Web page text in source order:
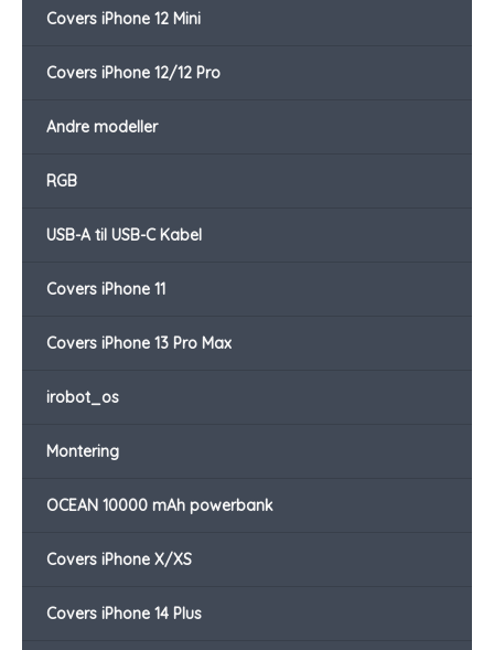
Covers iPhone 12 Mini
Covers iPhone 12/12 Pro
Andre modeller
RGB
USB-A til USB-C Kabel
Covers iPhone 11
Covers iPhone 13 Pro Max
irobot_os
Montering
OCEAN 10000 mAh powerbank
Covers iPhone X/XS
Covers iPhone 14 Plus